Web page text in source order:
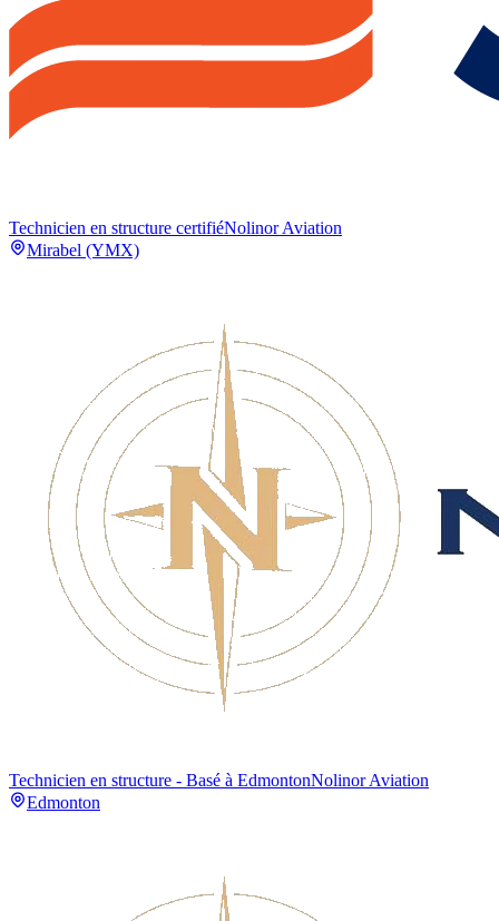
Technicien en structure certifiéNolinor Aviation
Mirabel (YMX)
Technicien en structure - Basé à EdmontonNolinor Aviation
Edmonton